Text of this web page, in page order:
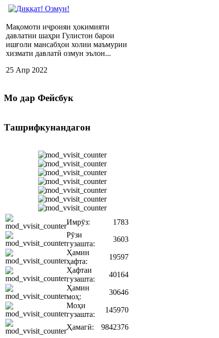
Мақомоти иҷроияи ҳокимияти
давлатии шаҳри Гулистон барои
ишғоли мансабҳои холии маъмурии
хизмати давлатӣ озмун эълон...
25 Апр 2022
Мо дар Фейсбук
Ташрифкунандагон
Имрӯз:
1783
Рӯзи
гузашта:
3603
Ҳамин
ҳафта:
19597
Ҳафтаи
гузашта:
40164
Ҳамин
моҳ:
30646
Моҳи
гузашта:
145970
Ҳамагӣ: 9842376